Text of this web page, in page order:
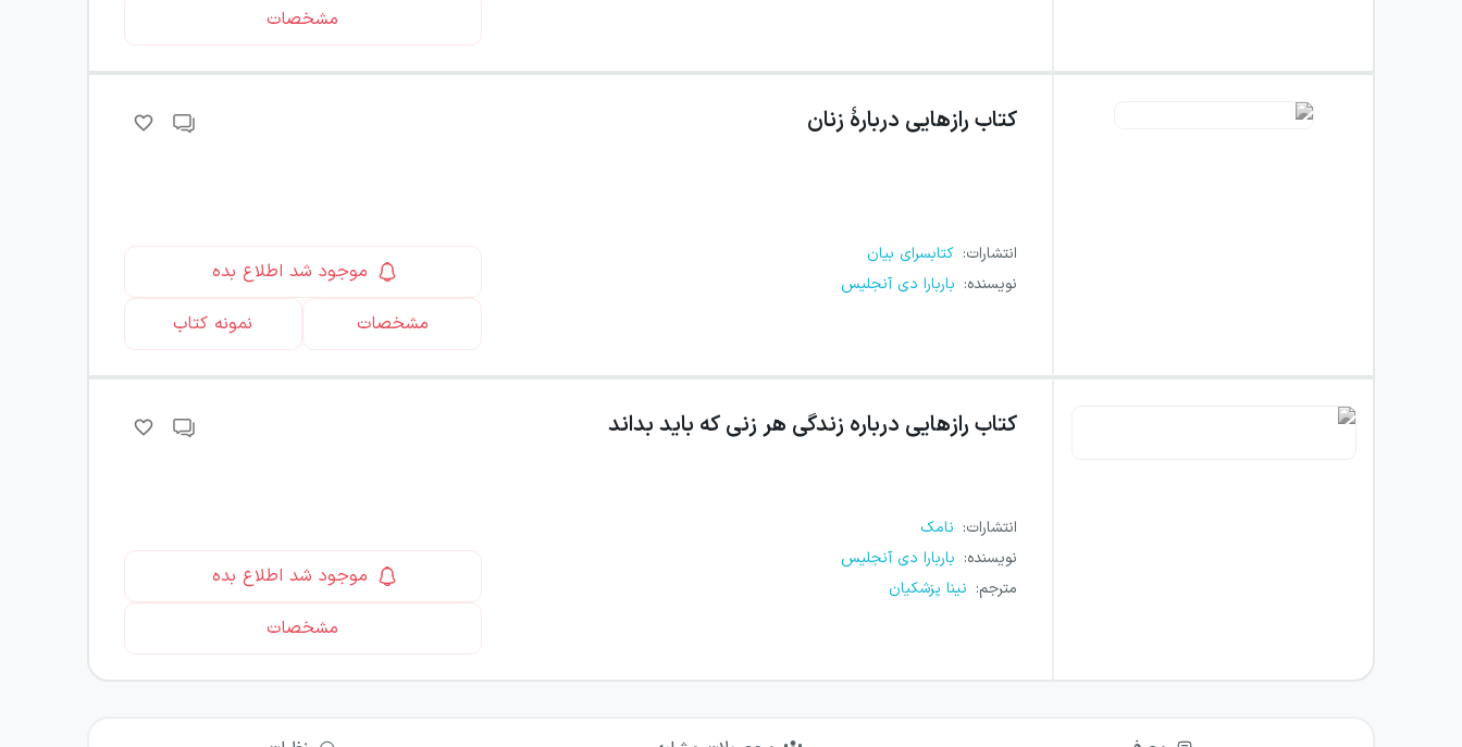
مشخصات
کتاب رازهایی دربارهٔ زنان
انتشارات: کتابسرای بیان
نویسنده: باربارا دی آنجلیس
موجود شد اطلاع بده
مشخصات
نمونه کتاب
کتاب رازهایی درباره زندگی هر زنی که باید بداند
انتشارات: نامک
نویسنده: باربارا دی آنجلیس
مترجم: نینا پزشکیان
موجود شد اطلاع بده
مشخصات